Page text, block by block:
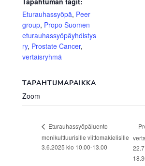
Eturauhassyöpä, Peer
group, Propo Suomen
eturauhassyöpäyhdistys
ry, Prostate Cancer,
vertaisryhmä
TAPAHTUMAPAIKKA
Zoom
Eturauhassyöpäluento
monikulttuurisille viittomakielisille
3.6.2025 klo 10.00-13.00